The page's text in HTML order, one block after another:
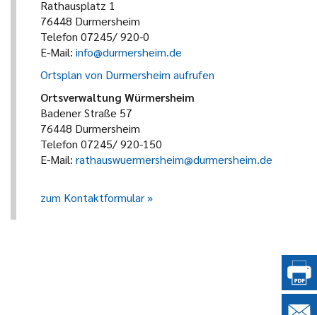
Rathausplatz 1
76448 Durmersheim
Telefon 07245/ 920-0
E-Mail: info@durmersheim.de
Ortsplan von Durmersheim aufrufen
Ortsverwaltung Würmersheim
Badener Straße 57
76448 Durmersheim
Telefon 07245/ 920-150
E-Mail: rathauswuermersheim@durmersheim.de
zum Kontaktformular